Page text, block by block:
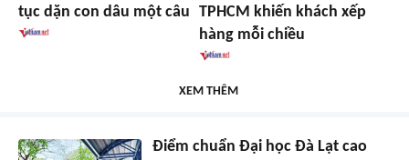
tục dặn con dâu một câu TPHCM khiến khách xếp
hàng mỗi chiều
XEM THÊM
Điểm chuẩn Đại học Đà Lạt cao